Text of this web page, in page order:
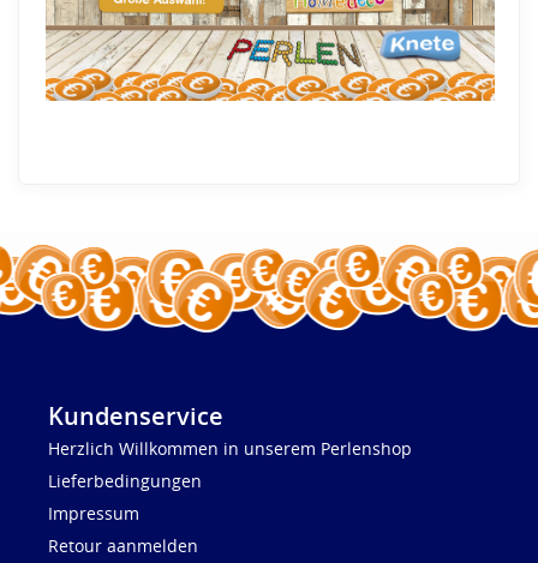
Kundenservice
Herzlich Willkommen in unserem Perlenshop
Lieferbedingungen
Impressum
Retour aanmelden